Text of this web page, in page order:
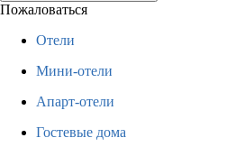
Пожаловаться
Отели
Мини-отели
Апарт-отели
Гостевые дома